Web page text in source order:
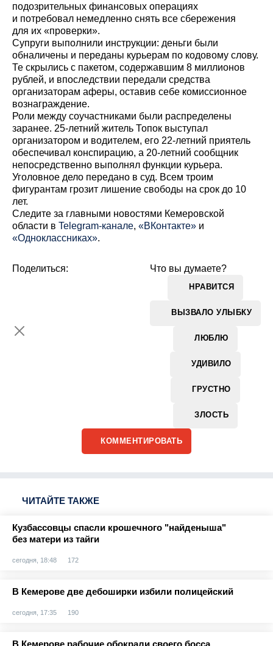
подозрительных финансовых операциях
и потребовал немедленно снять все сбережения
для их «проверки».
Супруги выполнили инструкции: деньги были
обналичены и переданы курьерам по кодовому слову.
Те скрылись с пакетом, содержавшим 8 миллионов
рублей, и впоследствии передали средства
организаторам аферы, оставив себе комиссионное
вознаграждение.
Роли между соучастниками были распределены
заранее. 25-летний житель Топок выступал
организатором и водителем, его 22-летний приятель
обеспечивал конспирацию, а 20-летний сообщник
непосредственно выполнял функции курьера.
Уголовное дело передано в суд. Всем троим
фигурантам грозит лишение свободы на срок до 10
лет.
Cледите за главными новостями Кемеровской
области в Telegram-канале, «ВКонтакте» и
«Одноклассниках».
Что вы думаете?
НРАВИТСЯ
ВЫЗВАЛО УЛЫБКУ
ЛЮБЛЮ
УДИВИЛО
ГРУСТНО
ЗЛОСТЬ
Поделиться:
КОММЕНТИРОВАТЬ
ЧИТАЙТЕ ТАКЖЕ
Кузбассовцы спасли крошечного "найденыша"
без матери из тайги
сегодня, 18:48 172
В Кемерове две дебоширки избили полицейский
сегодня, 17:35 190
В Кемерове рабочие обокрали своего босса